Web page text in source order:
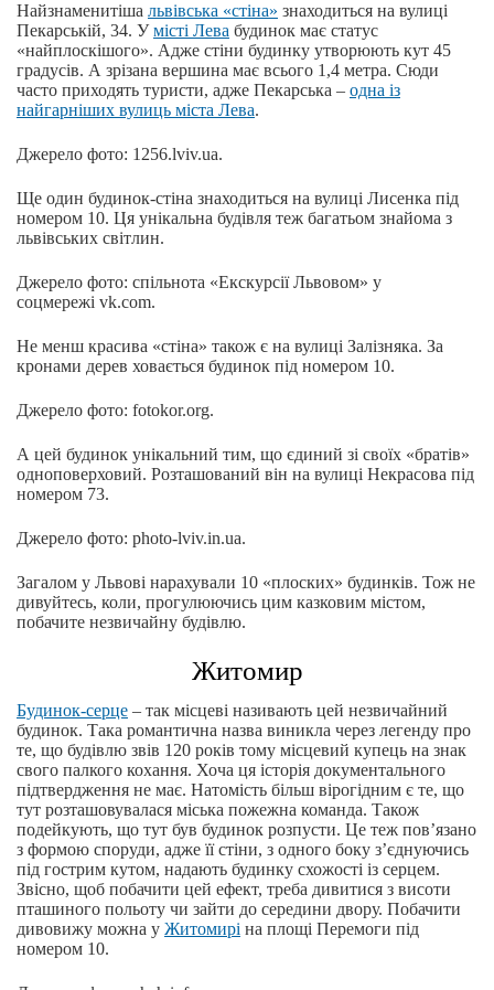
Найзнаменитіша львівська «стіна» знаходиться на вулиці
Пекарській, 34. Умісті Лева будинок має статус
«найплоскішого». Адже стіни будинку утворюють кут 45
градусів. А зрізана вершина має всього 1,4 метра. Сюди
часто приходять туристи, адже Пекарська – одна із
найгарніших вулиць міста Лева.
Джерело фото: 1256.lviv.ua.
Ще один будинок-стіна знаходиться на вулиці Лисенка під
номером 10. Ця унікальна будівля теж багатьом знайома з
львівських світлин.
Джерело фото: спільнота «Екскурсії Львовом» у
соцмережі vk.com.
Не менш красива «стіна» також є на вулиці Залізняка. За
кронами дерев ховається будинок під номером 10.
Джерело фото: fotokor.org.
А цей будинок унікальний тим, що єдиний зі своїх «братів»
одноповерховий. Розташований він на вулиці Некрасова під
номером 73.
Джерело фото: photo-lviv.in.ua.
Загалом у Львові нарахували 10 «плоских» будинків. Тож не
дивуйтесь, коли, прогулюючись цим казковим містом,
побачите незвичайну будівлю.
Житомир
Будинок-серце – так місцеві називають цей незвичайний
будинок. Така романтична назва виникла через легенду про
те, що будівлю звів 120 років тому місцевий купець на знак
свого палкого кохання. Хоча ця історія документального
підтвердження не має. Натомість більш вірогідним є те, що
тут розташовувалася міська пожежна команда. Також
подейкують, що тут був будинок розпусти. Це теж пов’язано
з формою споруди, адже її стіни, з одного боку з’єднуючись
під гострим кутом, надають будинку схожості із серцем.
Звісно, щоб побачити цей ефект, треба дивитися з висоти
пташиного польоту чи зайти до середини двору. Побачити
дивовижу можна у Житомирі на площі Перемоги під
номером 10.